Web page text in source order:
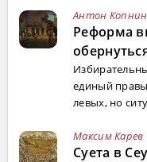
Антон Копнин
Реформа
единый
левых, но
Максим Карев
Суета в